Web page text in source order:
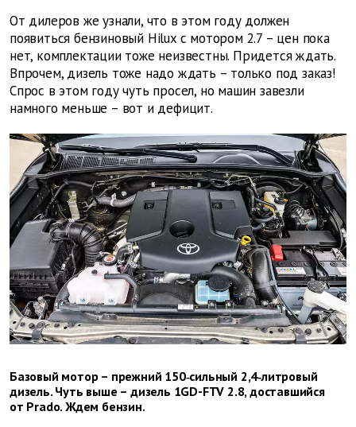
От дилеров же узнали, что в этом году должен
появиться бензиновый Hilux с мотором 2.7 – цен пока
нет, комплектации тоже неизвестны. Придется ждать.
Впрочем, дизель тоже надо ждать – только под заказ!
Спрос в этом году чуть просел, но машин завезли
намного меньше – вот и дефицит.
Базовый мотор – прежний 150‑сильный 2,4‑литровый
дизель. Чуть выше – дизель 1GD-FTV 2.8, доставшийся
от Prado. Ждем бензин.